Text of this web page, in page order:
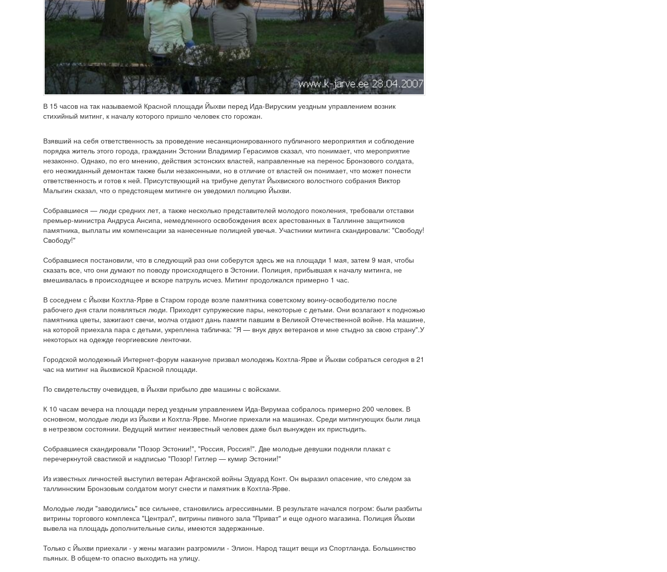
В 15 часов на так называемой Красной площади Йыхви перед Ида-Вируским уездным управлением возник
стихийный митинг, к началу которого пришло человек сто горожан.
Взявший на себя ответственность за проведение несанкционированного публичного мероприятия и соблюдение
порядка житель этого города, гражданин Эстонии Владимир Герасимов сказал, что понимает, что мероприятие
незаконно. Однако, по его мнению, действия эстонских властей, направленные на перенос Бронзового солдата,
его неожиданный демонтаж также были незаконными, но в отличие от властей он понимает, что может понести
ответственность и готов к ней. Присутствующий на трибуне депутат Йыхвиского волостного собрания Виктор
Малыгин сказал, что о предстоящем митинге он уведомил полицию Йыхви.
Собравшиеся — люди средних лет, а также несколько представителей молодого поколения, требовали отставки
премьер-министра Андруса Ансипа, немедленного освобождения всех арестованных в Таллинне защитников
памятника, выплаты им компенсации за нанесенные полицией увечья. Участники митинга скандировали: "Свободу!
Свободу!"
Собравшиеся постановили, что в следующий раз они соберутся здесь же на площади 1 мая, затем 9 мая, чтобы
сказать все, что они думают по поводу происходящего в Эстонии. Полиция, прибывшая к началу митинга, не
вмешивалась в происходящее и вскоре патруль исчез. Митинг продолжался примерно 1 час.
В соседнем с Йыхви Кохтла-Ярве в Старом городе возле памятника советскому воину-освободителю после
рабочего дня стали появляться люди. Приходят супружеские пары, некоторые с детьми. Они возлагают к подножью
памятника цветы, зажигают свечи, молча отдают дань памяти павшим в Великой Отечественной войне. На машине,
на которой приехала пара с детьми, укреплена табличка: "Я — внук двух ветеранов и мне стыдно за свою страну".У
некоторых на одежде георгиевские ленточки.
Городской молодежный Интернет-форум накануне призвал молодежь Кохтла-Ярве и Йыхви собраться сегодня в 21
час на митинг на йыхвиской Красной площади.
По свидетельству очевидцев, в Йыхви прибыло две машины с войсками.
К 10 часам вечера на площади перед уездным управлением Ида-Вирумаа собралось примерно 200 человек. В
основном, молодые люди из Йыхви и Кохтла-Ярве. Многие приехали на машинах. Среди митингующих были лица
в нетрезвом состоянии. Ведущий митинг неизвестный человек даже был вынужден их пристыдить.
Собравшиеся скандировали "Позор Эстонии!", "Россия, Россия!". Две молодые девушки подняли плакат с
перечеркнутой свастикой и надписью "Позор! Гитлер — кумир Эстонии!"
Из известных личностей выступил ветеран Афганской войны Эдуард Конт. Он выразил опасение, что следом за
таллиннским Бронзовым солдатом могут снести и памятник в Кохтла-Ярве.
Молодые люди "заводились" все сильнее, становились агрессивными. В результате начался погром: были разбиты
витрины торгового комплекса "Централ", витрины пивного зала "Приват" и еще одного магазина. Полиция Йыхви
вывела на площадь дополнительные силы, имеются задержанные.
Только с Йыхви приехали - у жены магазин разгромили - Элион. Народ тащит вещи из Спортланда. Большинство
пьяных. В общем-то опасно выходить на улицу.